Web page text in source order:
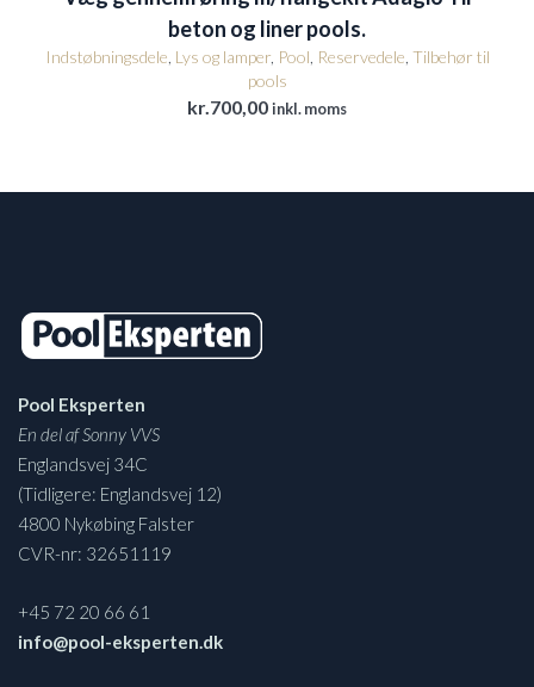
beton og liner pools.
Indstøbningsdele Lys og lamper, Pool Reservedele Tilbehør til
pools
kr. 700,00inkl. moms
Pool Eksperten
En del af Sonny VVS
Englandsvej 34C
(Tidligere: Englandsvej 12)
4800 Nykøbing Falster
CVR-nr: 32651119
+45 72 20 66 61
info@pool-eksperten.dk